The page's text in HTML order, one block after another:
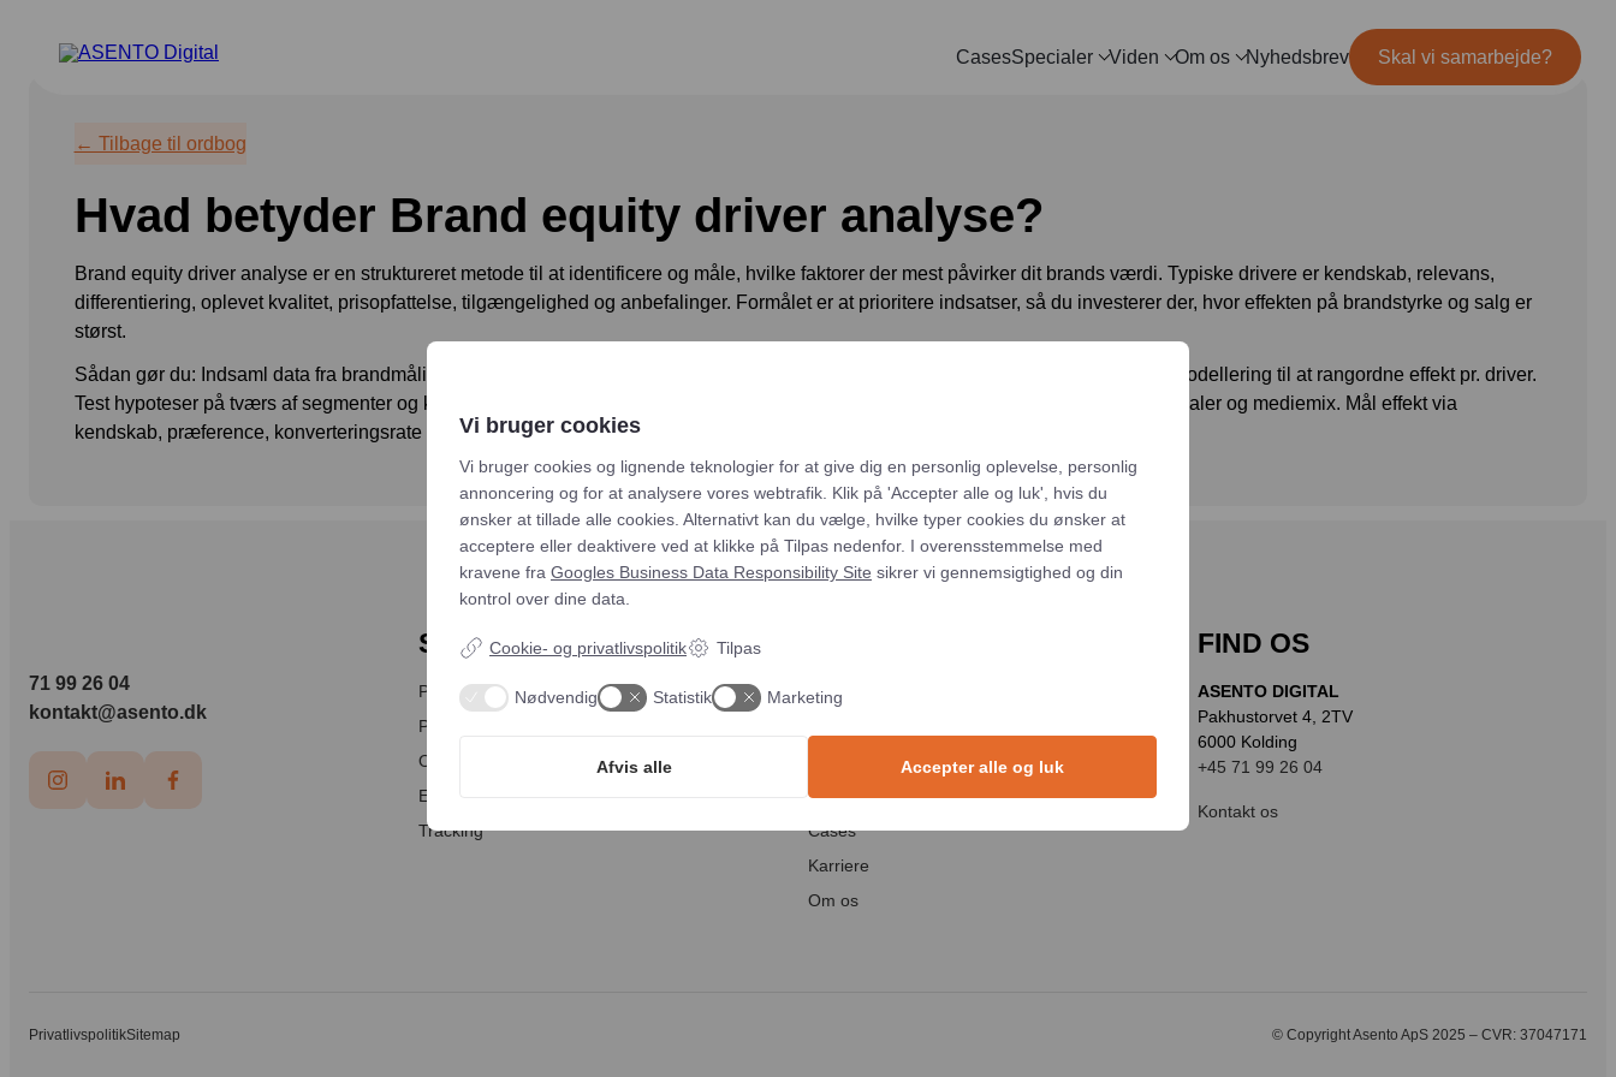
CasesSpecialer
GEO
Programmatic SEO
FÅ KORTLAGT DIN AI SYNLIGHED
Snapchat annoncering
LinkedIn annoncering
Pinterest annoncering
TikTok annoncering
Display annoncering
YouTube annoncering
Google shopping
Bing Ads
Leadgenerering
E-mail automation
Viden
Whitepapers
Om os Nyhedsbrev Skal vi samarbejde?
← Tilbage til ordbog
Hvad betyder Brand equity driver analyse?
Brand equity driver analyse er en struktureret metode til at identificere og måle, hvilke faktorer der mest påvirker dit brands værdi. Typiske drivere er kendskab, relevans,
differentiering, oplevet kvalitet, prisopfattelse, tilgængelighed og anbefalinger. Formålet er at prioritere indsatser, så du investerer der, hvor effekten på brandstyrke og salg er
størst.
Sådan gør du: Indsaml data fra brandmåling, kundespørgeskemaer, webanalyse og salg. Anvend regressionsanalyse eller driver-modellering til at rangordne effekt pr. driver.
Test hypoteser på tværs af segmenter og kanaler, og omsæt fund til klare handlinger: justér positionering, budskaber, kreative materialer og mediemix. Mål effekt via
kendskab, præference, konverteringsrate og kundelivstidsværdi.
71 99 26 04
kontakt@asento.dk
SPECIALER
Paid Social
Paid Search
Organic Search
E-mail Marketing
Tracking
Blog
Whitepapers
Events
Cases
Karriere
Om os
FIND OS
ASENTO DIGITAL
Pakhustorvet 4, 2TV
6000 Kolding
+45 71 99 26 04
Kontakt os
PrivatlivspolitikSitemap © Copyright Asento ApS 2025 – CVR: 37047171
Vi bruger cookies
Vi bruger cookies og lignende teknologier for at give dig en personlig oplevelse, personlig
annoncering og for at analysere vores webtrafik. Klik på 'Accepter alle og luk', hvis du
ønsker at tillade alle cookies. Alternativt kan du vælge, hvilke typer cookies du ønsker at
acceptere eller deaktivere ved at klikke på Tilpas nedenfor. I overensstemmelse med
kravene fra Googles Business Data Responsibility Site sikrer vi gennemsigtighed og din
kontrol over dine data.
Cookie- og privatlivspolitik Tilpas
Nødvendig Statistik Marketing
Afvis alle Accepter alle og luk